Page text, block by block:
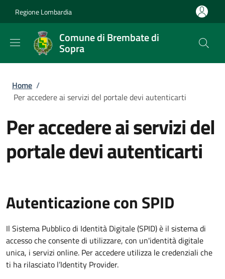
Regione Lombardia
Comune di Brembate di
Sopra
Briciole di pane
Home /
Per accedere ai servizi del portale devi autenticarti
Per accedere ai servizi del
portale devi autenticarti
Autenticazione con SPID
Il Sistema Pubblico di Identità Digitale (SPID) è il sistema di
accesso che consente di utilizzare, con un'identità digitale
unica, i servizi online. Per accedere utilizza le credenziali che
ti ha rilasciato l’Identity Provider.